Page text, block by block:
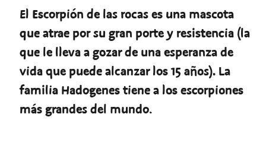
El Escorpión de las rocas es una mascota
que atrae por su gran porte y resistencia (la
que le lleva a gozar de una esperanza de
vida que puede alcanzar los 15 años). La
familia Hadogenes tiene a los escorpiones
más grandes del mundo.